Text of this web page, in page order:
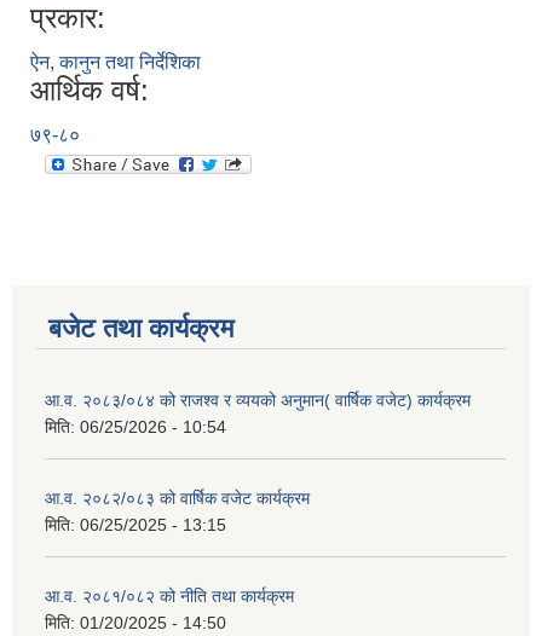
प्रकार:
ऐन, कानुन तथा निर्देशिका
आर्थिक वर्ष:
७९-८०
बजेट तथा कार्यक्रम
आ.व. २०८३/०८४ को राजश्व र व्ययको अनुमान( वार्षिक वजेट) कार्यक्रम
मिति: 06/25/2026 - 10:54
आ.व. २०८२/०८३ को वार्षिक वजेट कार्यक्रम
मिति: 06/25/2025 - 13:15
आ.व. २०८१/०८२ को नीति तथा कार्यक्रम
मिति: 01/20/2025 - 14:50